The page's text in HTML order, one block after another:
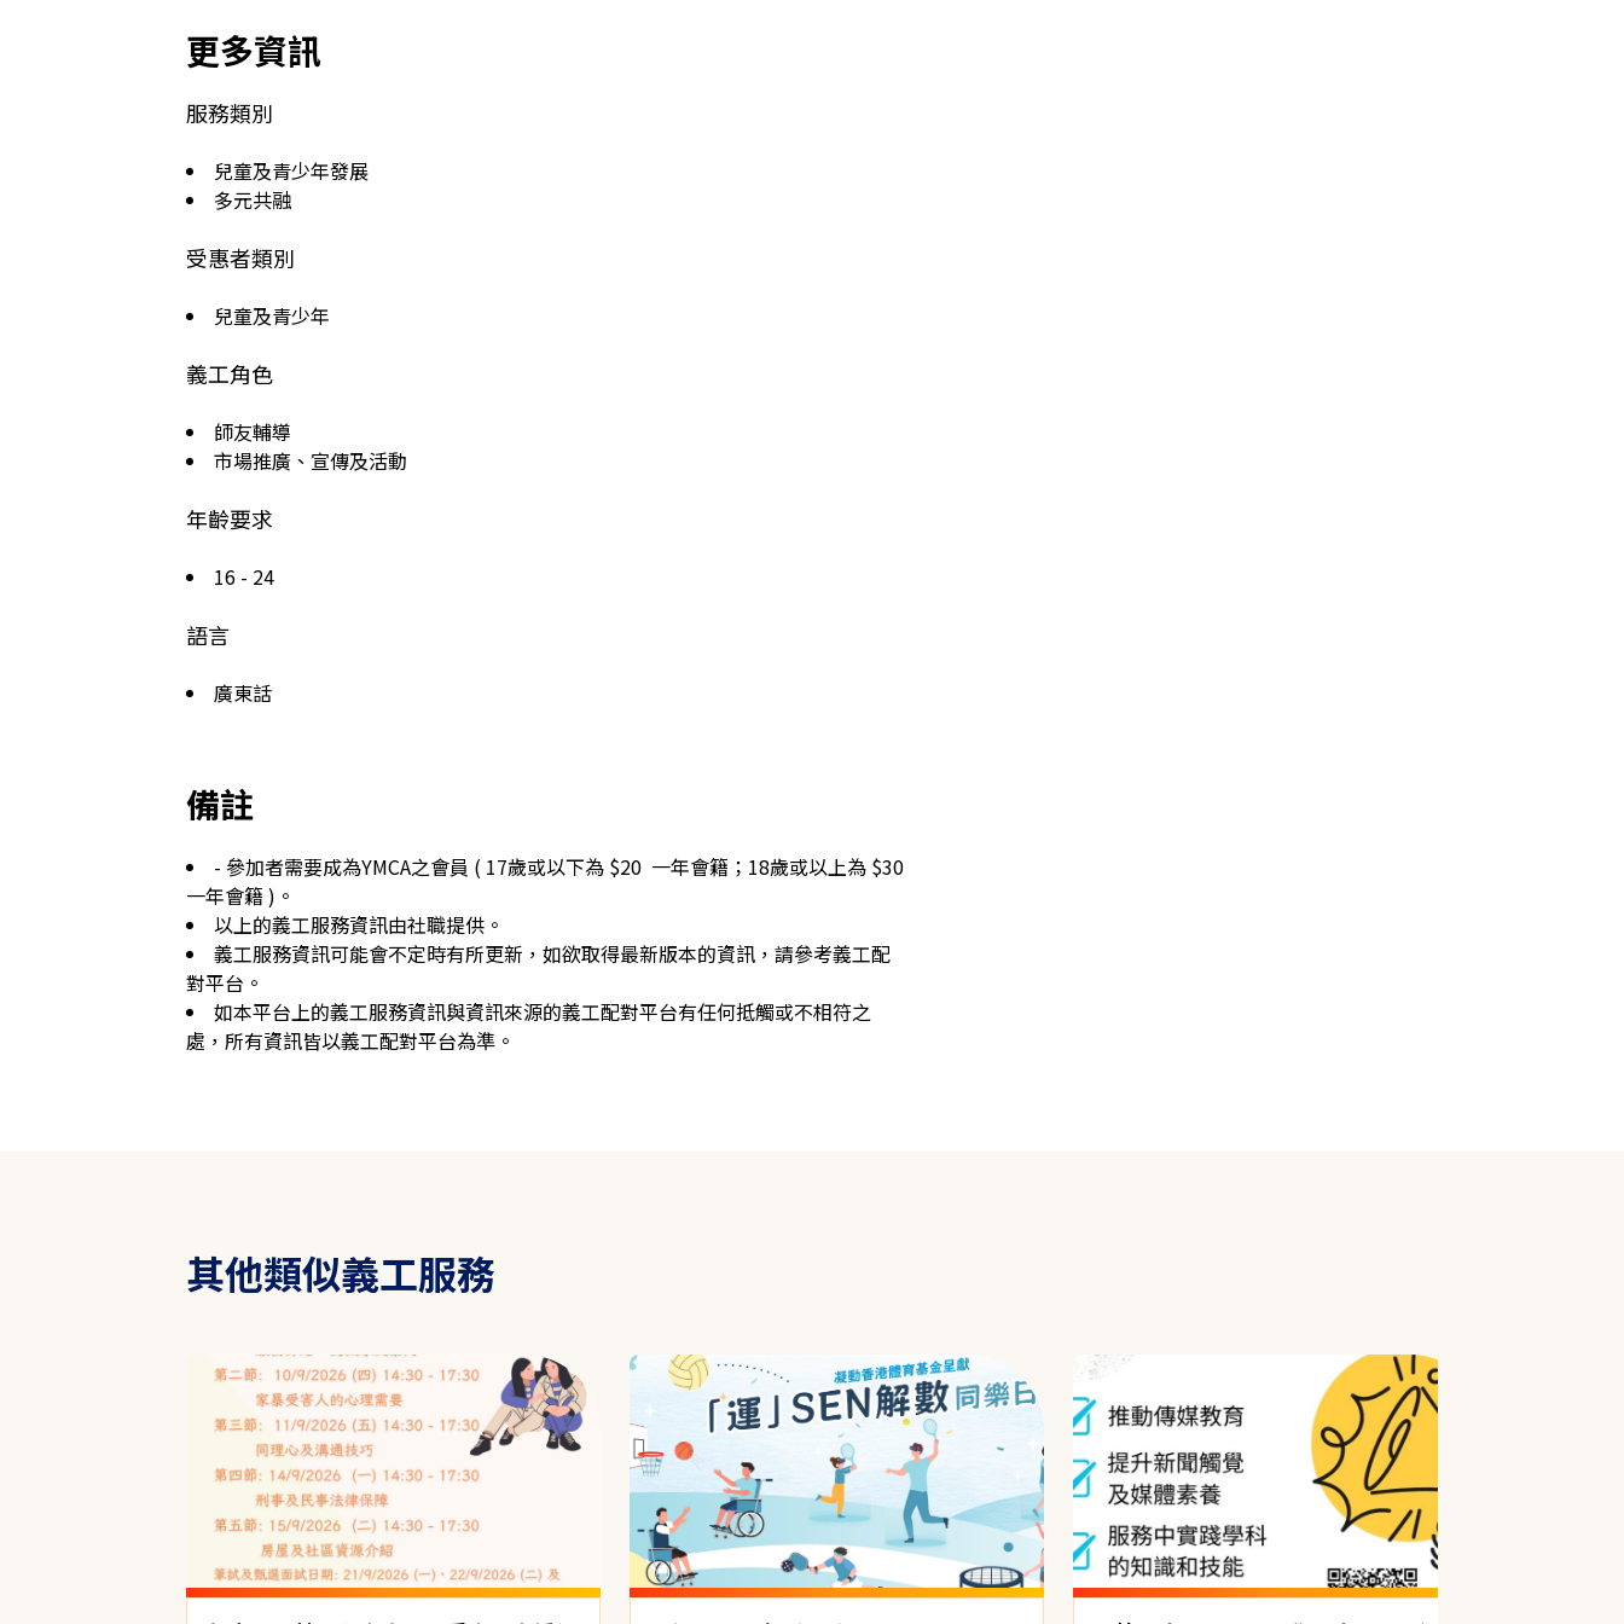
更多資訊
服務類別
兒童及青少年發展
多元共融
受惠者類別
兒童及青少年
義工角色
師友輔導
市場推廣、宣傳及活動
年齡要求
16 - 24
語言
廣東話
備註
- 參加者需要成為YMCA之會員 ( 17歲或以下為 $20  一年會籍；18歲或以上為 $30
一年會籍 )。
以上的義工服務資訊由社職提供。
義工服務資訊可能會不定時有所更新，如欲取得最新版本的資訊，請參考義工配
對平台。
如本平台上的義工服務資訊與資訊來源的義工配對平台有任何抵觸或不相符之
處，所有資訊皆以義工配對平台為準。
其他類似義工服務